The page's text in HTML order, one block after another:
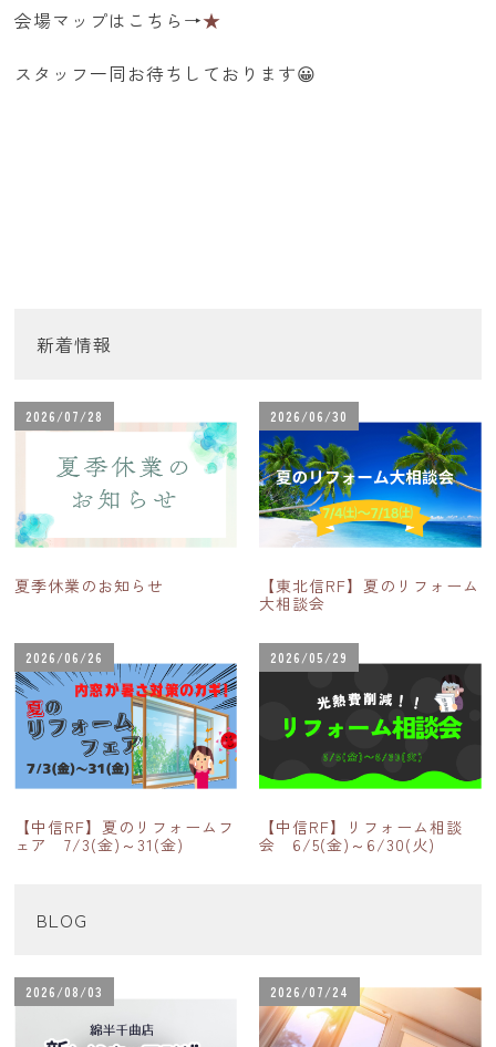
会場マップはこちら→★
スタッフ一同お待ちしております😀
新着情報
2026/07/28
夏季休業のお知らせ
2026/06/30
【東北信RF】夏のリフォーム
大相談会
2026/06/26
【中信RF】夏のリフォームフ
ェア 7/3(金)～31(金)
2026/05/29
【中信RF】リフォーム相談
会 6/5(金)～6/30(火)
BLOG
2026/08/03 2026/07/24